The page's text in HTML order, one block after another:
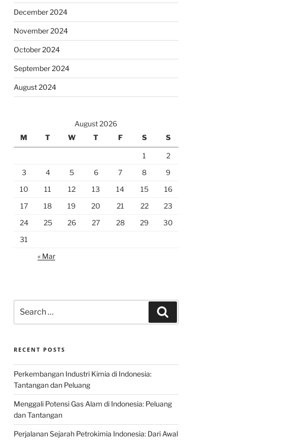
December 2024
November 2024
October 2024
September 2024
August 2024
August 2026
M
T W T F S S
1
2
3
4 5 6 7 8
9
10
11 12 13 14 15
16
17
18 19 20 21 22
23
24
25 26 27 28 29
30
31
« Mar
for:
RECENT POSTS
Perkembangan Industri Kimia di Indonesia:
Tantangan dan Peluang
Menggali Potensi Gas Alam di Indonesia: Peluang
dan Tantangan
Perjalanan Sejarah Petrokimia Indonesia: Dari Awal